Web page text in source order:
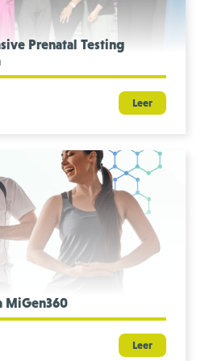
Prenatal Testing
Leer
MiGen360
Leer